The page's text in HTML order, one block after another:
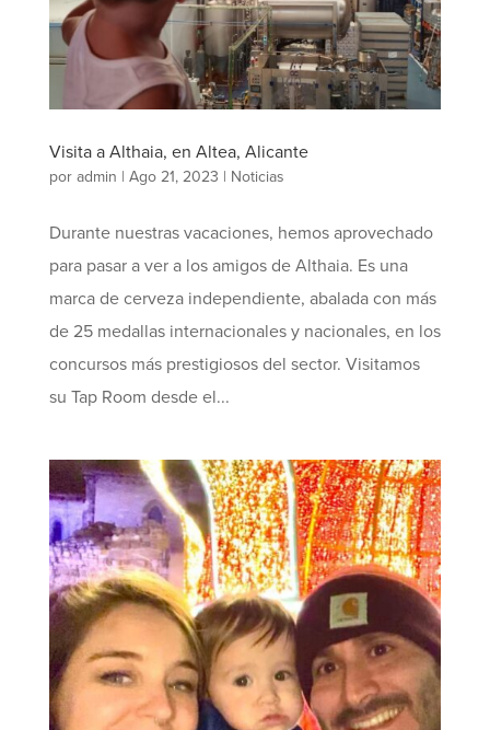
Visita a Althaia, en Altea, Alicante
poradmin | Ago 21, 2023 | Noticias
Durante nuestras vacaciones, hemos aprovechado
para pasar a ver a los amigos de Althaia. Es una
marca de cerveza independiente, abalada con más
de 25 medallas internacionales y nacionales, en los
concursos más prestigiosos del sector. Visitamos
su Tap Room desde el...